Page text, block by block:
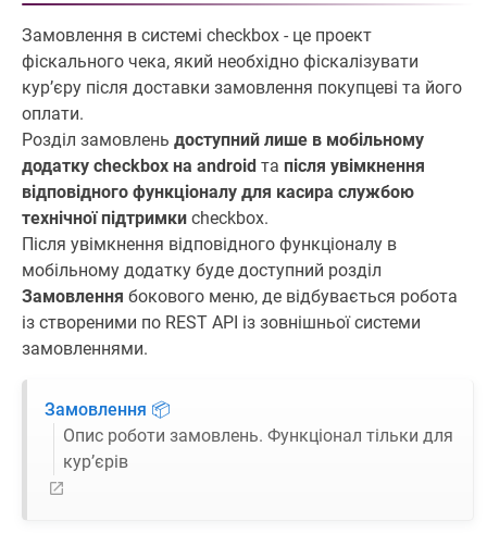
Замовлення в системі checkbox - це проект
фіскального чека, який необхідно фіскалізувати
курʼєру після доставки замовлення покупцеві та його
оплати.
Розділ замовлень доступний лише в мобільному
додатку checkbox на android та після увімкнення
відповідного функціоналу для касира службою
технічної підтримки checkbox.
Після увімкнення відповідного функціоналу в
мобільному додатку буде доступний розділ
Замовлення бокового меню, де відбувається робота
із створеними по REST API із зовнішньої системи
замовленнями.
Замовлення 📦
Опис роботи замовлень. Функціонал тільки для
курʼєрів